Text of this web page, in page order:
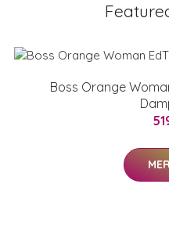
Boss Orange